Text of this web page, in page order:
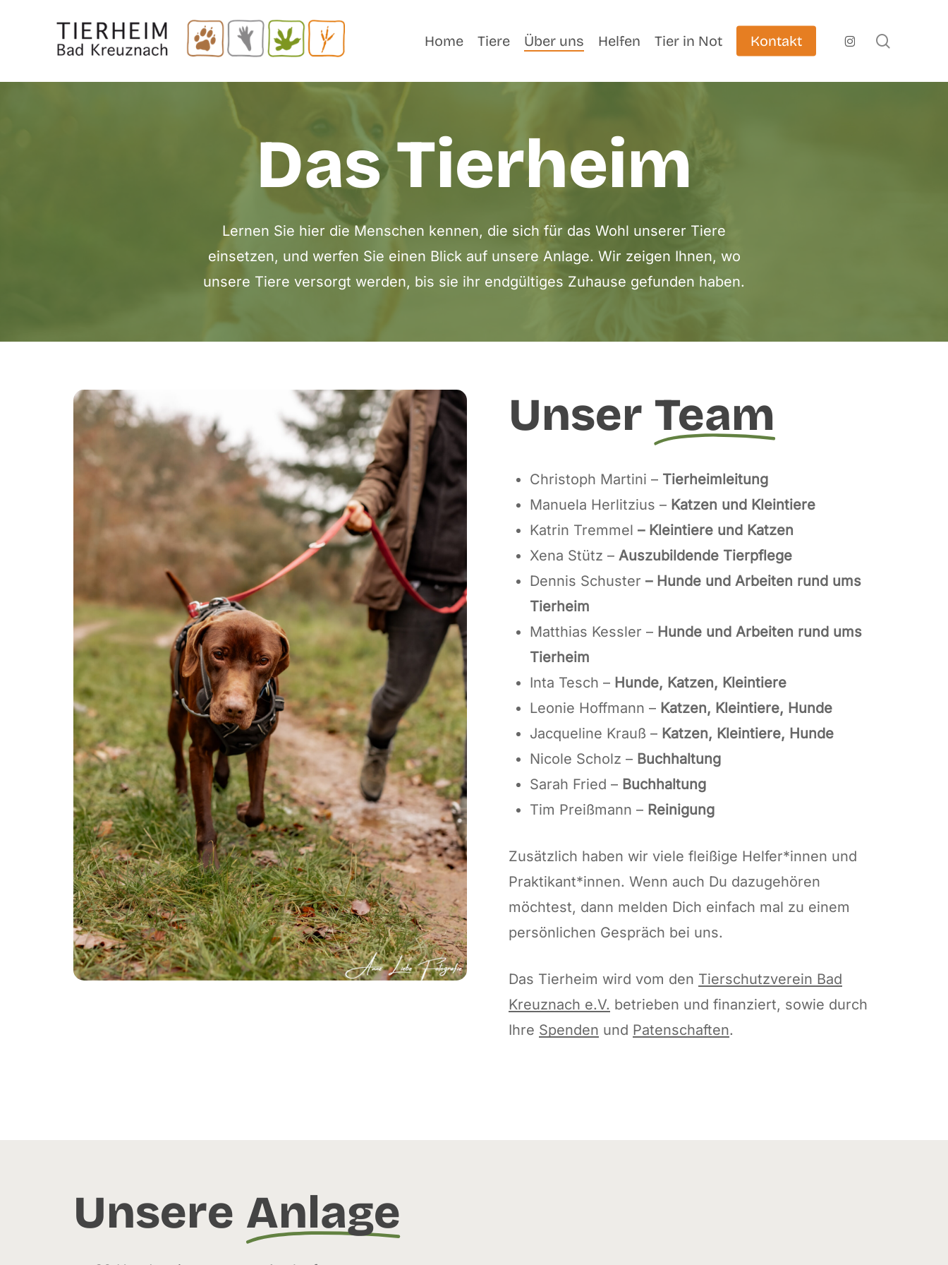
Home Tiere Über uns Helfen Tier in Not Kontakt instagram
Das Tierheim
Lernen Sie hier die Menschen kennen, die sich für das Wohl unserer Tiere
einsetzen, und werfen Sie einen Blick auf unsere Anlage. Wir zeigen Ihnen, wo
unsere Tiere versorgt werden, bis sie ihr endgültiges Zuhause gefunden haben.
Unser Team
Christoph Martini – Tierheimleitung
Manuela Herlitzius – Katzen und Kleintiere
Katrin Tremmel – Kleintiere und Katzen
Xena Stütz – Auszubildende Tierpflege
Dennis Schuster – Hunde und Arbeiten rund ums
Tierheim
Matthias Kessler – Hunde und Arbeiten rund ums
Tierheim
Inta Tesch – Hunde, Katzen, Kleintiere
Leonie Hoffmann – Katzen, Kleintiere, Hunde
Jacqueline Krauß – Katzen, Kleintiere, Hunde
Nicole Scholz – Buchhaltung
Sarah Fried – Buchhaltung
Tim Preißmann – Reinigung
Zusätzlich haben wir viele fleißige Helfer*innen und
Praktikant*innen. Wenn auch Du dazugehören
möchtest, dann melden Dich einfach mal zu einem
persönlichen Gespräch bei uns.
Das Tierheim wird vom den Tierschutzverein Bad
Kreuznach e.V. betrieben und finanziert, sowie durch
Ihre Spenden und Patenschaften.
Unsere Anlage